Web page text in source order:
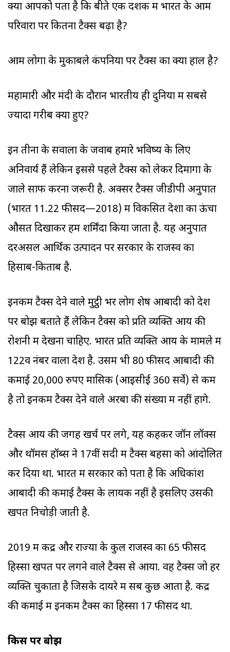
क्या आपको पता है कि बीते एक दशक में भारत के आम
परिवारों पर कितना टैक्स बढ़ा है?
आम लोगों के मुकाबले कंपनियों पर टैक्स का क्या हाल है?
महामारी और मंदी के दौरान भारतीय ही दुनिया में सबसे
ज्यादा गरीब क्यों हुए?
इन तीनों के सवालों के जवाब हमारे भविष्य के लिए
अनिवार्य हैं लेकिन इससे पहले टैक्स को लेकर दिमागों के
जाले साफ करना जरूरी है. अक्सर टैक्स जीडीपी अनुपात
(भारत 11.22 फीसद—2018) में विकसित देशों का ऊंचा
औसत दिखाकर हमें शर्मिंदा किया जाता है. यह अनुपात
दरअसल आर्थिक उत्पादन पर सरकार के राजस्व का
हिसाब-किताब है.
इनकम टैक्स देने वाले मुट्ठी भर लोग शेष आबादी को देश
पर बोझ बताते हैं लेकिन टैक्स को प्रति व्यक्ति आय की
रोशनी में देखना चाहिए. भारत प्रति व्यक्ति आय के मामले में
122वें नंबर वाला देश है. उसमें भी 80 फीसद आबादी की
कमाई 20,000 रुपए मासिक (आइसीई 360 सर्वे) से कम
है तो इनकम टैक्स देने वाले अरबों की संख्या में नहीं होंगे.
टैक्स आय की जगह खर्च पर लगे, यह कहकर जॉन लॉक्स
और थॉमस हॉब्स ने 17वीं सदी में टैक्स बहसों को आंदोलित
कर दिया था. भारत में सरकार को पता है कि अधिकांश
आबादी की कमाई टैक्स के लायक नहीं है इसलिए उसकी
खपत निचोड़ी जाती है.
2019 में केंद्र और राज्यों के कुल राजस्व का 65 फीसद
हिस्सा खपत पर लगने वाले टैक्स से आया. वह टैक्स जो हर
व्यक्ति चुकाता है जिसके दायरे में सब कुछ आता है. केंद्र
की कमाई में इनकम टैक्स का हिस्सा 17 फीसद था.
किस पर बोझ